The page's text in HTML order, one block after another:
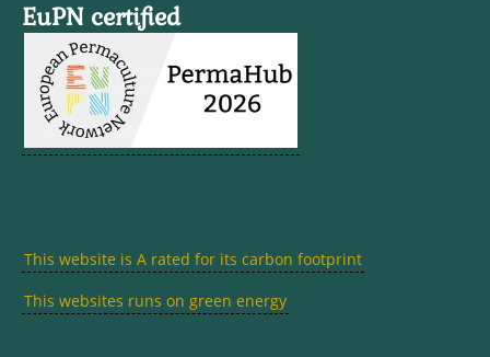
EuPN certified
This website is A rated for its carbon footprint
This websites runs on green energy